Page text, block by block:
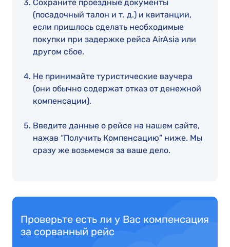
Сохраните проездные документы
(посадочный талон и т. д.) и квитанции,
если пришлось сделать необходимые
покупки при задержке рейса AirAsia или
другом сбое.
Не принимайте туристические ваучера
(они обычно содержат отказ от денежной
компенсации).
Введите данные о рейсе на нашем сайте,
нажав “Получить Компенсацию” ниже. Мы
сразу же возьмемся за ваше дело.
Проверьте есть ли у Вас компенсация
за сорванный рейс